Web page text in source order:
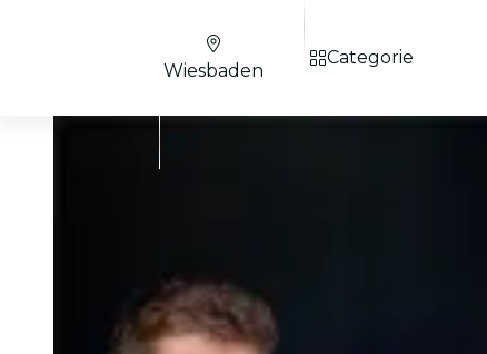
Wiesbaden
Categorie